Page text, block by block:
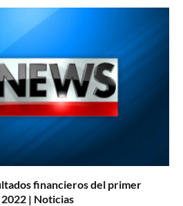
financieros del primer
| Noticias